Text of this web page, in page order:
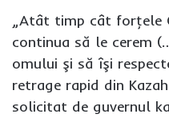
„Atât timp cât forţele
continua să le cerem
omului şi să îşi
retrage rapid din
solicitat de guvernul